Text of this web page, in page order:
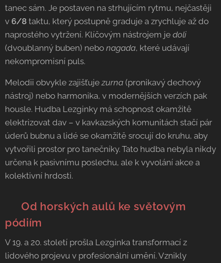
tanec sám. Je postaven na strhujícím rytmu, nejčastěji
v 6/8 taktu, který postupně graduje a zrychluje až do
naprostého vytržení. Klíčovým nástrojem je doli
(dvoublanný buben) nebo nagada, které udávají
nekompromisní puls.
Melodii obvykle zajišťujezurna (pronikavý dechový
nástroj) nebo harmonika, v modernějších verzích pak
housle. Hudba Lezginky má schopnost okamžitě
elektrizovat dav – v kavkazských komunitách stačí pár
úderů bubnu a lidé se okamžitě srocují do kruhu, aby
vytvořili prostor pro tanečníky. Tato hudba nebyla nikdy
určena k pasivnímu poslechu, ale k vyvolání akce a
kolektivní hrdosti.
🌍 Od horských aulů ke světovým
pódiím
V 19. a 20. století prošla Lezginka transformací z
lidového projevu v profesionální umění. Vznikly